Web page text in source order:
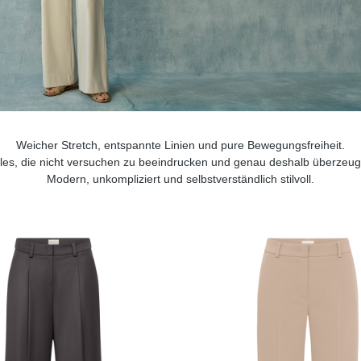
Weicher Stretch, entspannte Linien und pure Bewegungsfreiheit.
die nicht versuchen zu beeindrucken und genau deshalb
Modern, unkompliziert und selbstverständlich stilvoll.